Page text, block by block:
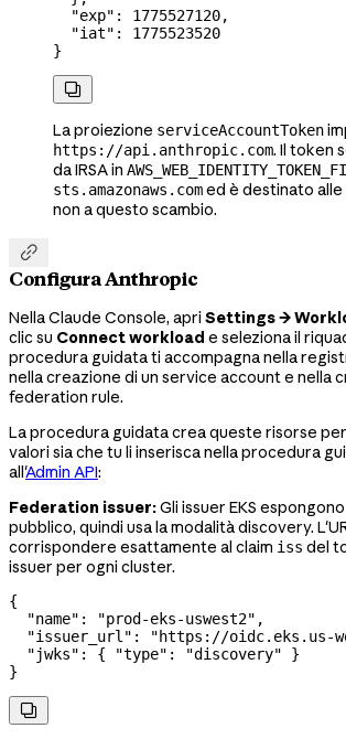
  "exp"
: 1775527120,
  "iat"
: 1775523520
}

La proiezione serviceAccountToken
https://api.anthropic.com. Il token
da IRSA in
sts.amazonaws.comed è destinato alle
non a questo scambio.

Configura Anthropic
Nella Claude Console, apri Settings →
clic su Connect workload e seleziona il
procedura guidata ti accompagna nella
nella creazione di un service account e nella
federation rule.
La procedura guidata crea queste risorse
valori sia che tu li inserisca nella procedura
all'Admin API:
Federation issuer:Gli issuer EKS
pubblico, quindi usa la modalità discovery.
corrispondere esattamente al claim iss del
issuer per ogni cluster.
{
  "name"
: "prod-eks-uswest2" ,
  "issuer_url"
:
"https://oidc.eks.us-
  "jwks"
: { "type" : "discovery" }
}
